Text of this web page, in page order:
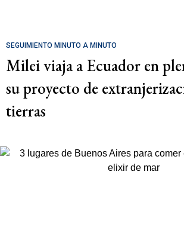
SEGUIMIENTO MINUTO A MINUTO
Milei viaja a Ecuador en
su proyecto de
tierras